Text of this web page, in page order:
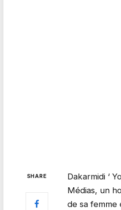
SHARE
Dakarmidi ‘
Médias, un
de sa femme